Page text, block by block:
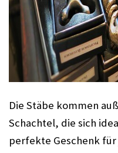
Die Stäbe kommen
Schachtel, die sich
perfekte Geschenk